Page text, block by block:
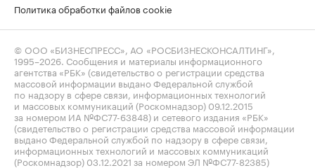
Политика обработки файлов cookie
© ООО «БИЗНЕСПРЕСС», АО «РОСБИЗНЕСКОНСАЛТИНГ»,
1995–2026 . Сообщения и материалы информационного
агентства «РБК» (свидетельство о регистрации средства
массовой информации выдано Федеральной службой
по надзору в сфере связи, информационных технологий
и массовых коммуникаций (Роскомнадзор) 09.12.2015
за номером ИА №ФС77-63848) и сетевого издания «РБК»
(свидетельство о регистрации средства массовой информации
выдано Федеральной службой по надзору в сфере связи,
информационных технологий и массовых коммуникаций
(Роскомнадзор) 03.12.2021 за номером ЭЛ №ФС77-82385)